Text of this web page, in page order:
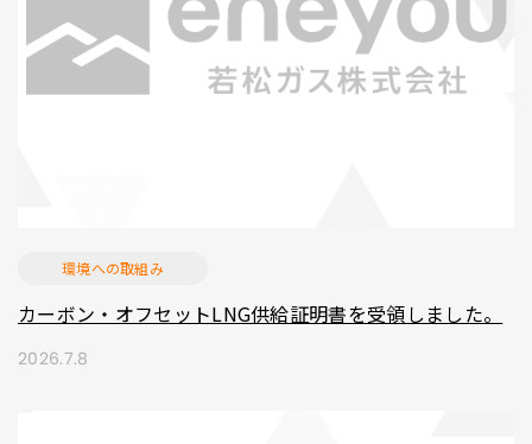
2026.7.8
環境への取組み
カーボン・オフセットLNG供給証明書を受領しました。